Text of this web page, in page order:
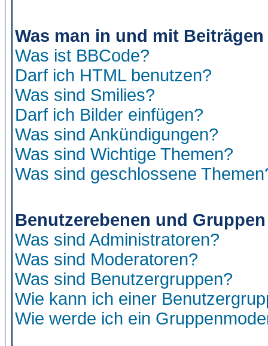
Was man in und mit
Was ist BBCode?
Darf ich HTML benutzen?
Was sind Smilies?
Darf ich Bilder einfügen?
Was sind Ankündigungen?
Was sind Wichtige Themen?
Was sind geschlossene
Benutzerebenen und Gruppen
Was sind Administratoren?
Was sind Moderatoren?
Was sind Benutzergruppen?
Wie kann ich einer
Wie werde ich ein